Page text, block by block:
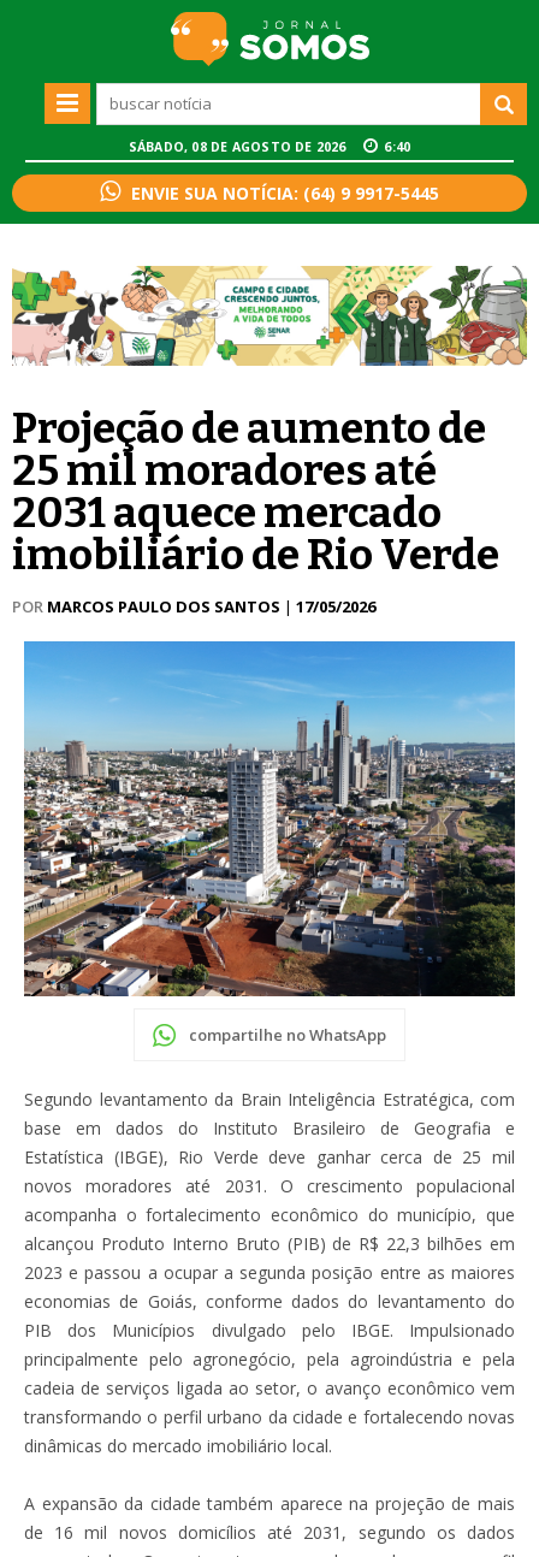
SÁBADO, 08 DE AGOSTO DE 2026 6:40
ENVIE SUA NOTÍCIA: (64) 9 9917-5445
Projeção de aumento de
25 mil moradores até
2031 aquece mercado
imobiliário de Rio Verde
POR MARCOS PAULO DOS SANTOS | 17/05/2026
compartilhe no WhatsApp
Segundo levantamento da Brain Inteligência Estratégica, com
base em dados do Instituto Brasileiro de Geografia e
Estatística (IBGE), Rio Verde deve ganhar cerca de 25 mil
novos moradores até 2031. O crescimento populacional
acompanha o fortalecimento econômico do município, que
alcançou Produto Interno Bruto (PIB) de R$ 22,3 bilhões em
2023 e passou a ocupar a segunda posição entre as maiores
economias de Goiás, conforme dados do levantamento do
PIB dos Municípios divulgado pelo IBGE. Impulsionado
principalmente pelo agronegócio, pela agroindústria e pela
cadeia de serviços ligada ao setor, o avanço econômico vem
transformando o perfil urbano da cidade e fortalecendo novas
dinâmicas do mercado imobiliário local.
A expansão da cidade também aparece na projeção de mais
de 16 mil novos domicílios até 2031, segundo os dados